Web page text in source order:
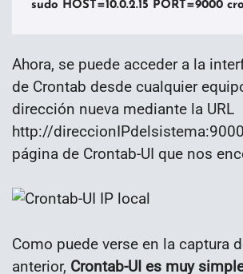
sudo HOST=10.0.2.15 PORT=9000
Ahora, se puede acceder a la
de Crontab desde cualquier
dirección nueva mediante la URL
http://
página de Crontab-UI que nos
Como puede verse en la captura
anterior, Crontab-UI es muy